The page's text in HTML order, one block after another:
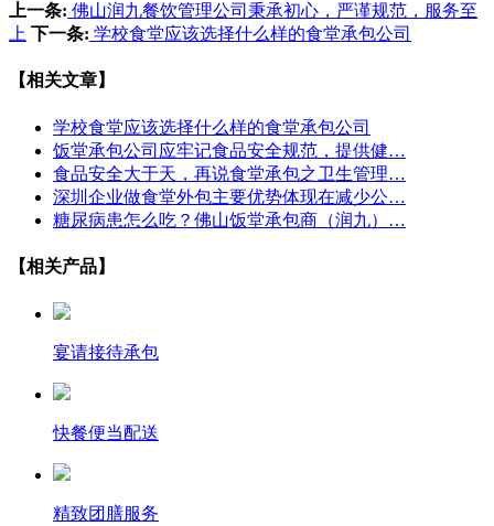
上一条: 佛山润九餐饮管理公司秉承初心，严谨规范，服务至
上 下一条: 学校食堂应该选择什么样的食堂承包公司
【相关文章】
学校食堂应该选择什么样的食堂承包公司
饭堂承包公司应牢记食品安全规范，提供健…
食品安全大于天，再说食堂承包之卫生管理…
深圳企业做食堂外包主要优势体现在减少公…
糖尿病患怎么吃？佛山饭堂承包商（润九）…
【相关产品】
宴请接待承包
快餐便当配送
精致团膳服务